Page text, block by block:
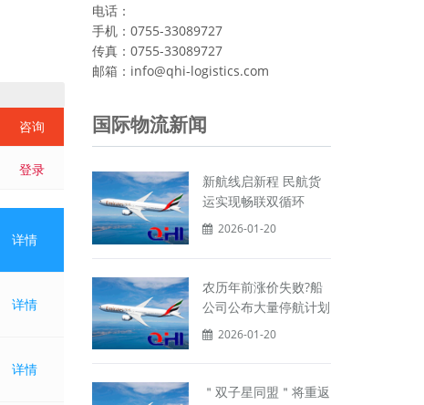
咨询
登录
详情
详情
详情
电话：
手机：0755-33089727
传真：0755-33089727
邮箱：info@qhi-logistics.com
国际物流新闻
新航线启新程 民航货
运实现畅联双循环
2026-01-20
农历年前涨价失败?船
公司公布大量停航计划
2026-01-20
＂双子星同盟＂将重返